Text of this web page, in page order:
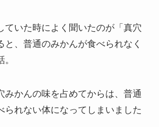
ていた時によく聞いたのが「真穴
と、普通のみかんが食べられなく
みかんの味を占めてからは、普通
られない体になってしまいました